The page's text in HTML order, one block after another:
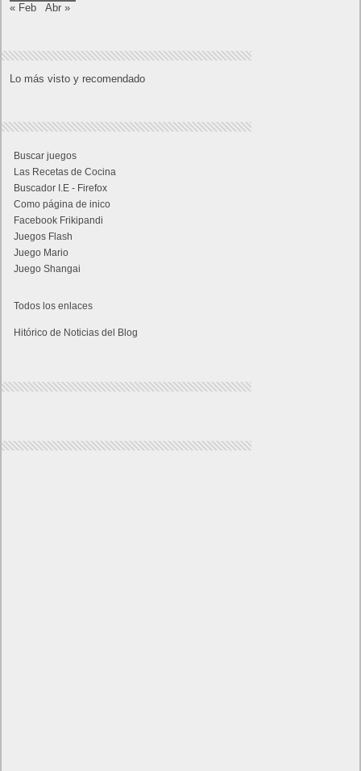
« Feb Abr »
Lo más visto y recomendado
Buscar juegos
Las Recetas de Cocina
Buscador I.E - Firefox
Como página de inico
Facebook Frikipandi
Juegos Flash
Juego Mario
Juego Shangai
Todos los enlaces
Hitórico de Noticias del Blog